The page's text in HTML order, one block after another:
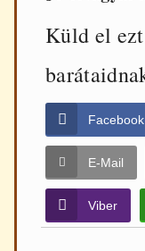
Küld el
Facebook
E-Mail
Viber